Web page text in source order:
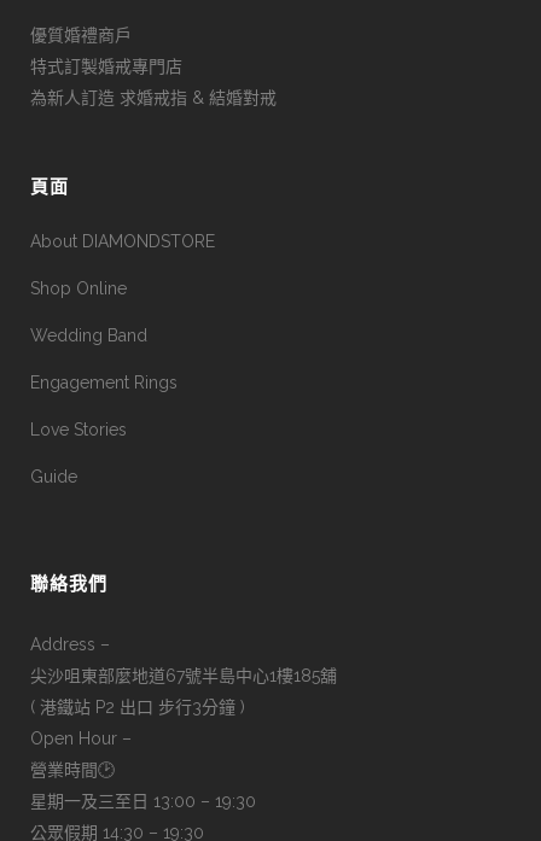
優質婚禮商戶
特式訂製婚戒專門店
為新人訂造 求婚戒指 & 結婚對戒
頁面
About DIAMONDSTORE
Shop Online
Wedding Band
Engagement Rings
Love Stories
Guide
聯絡我們
Address –
尖沙咀東部麼地道67號半島中心1樓185舖
( 港鐵站 P2 出口 步行3分鐘 )
Open Hour –
營業時間🕑
星期一及三至日 13:00 – 19:30
公眾假期 14:30 – 19:30